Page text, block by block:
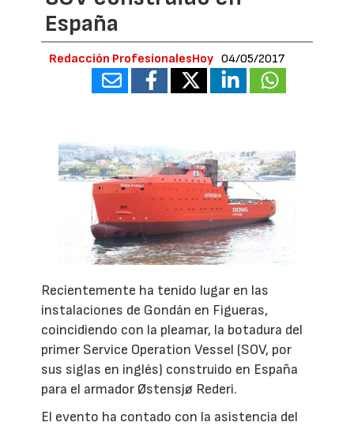
España
Redacción ProfesionalesHoy 04/05/2017
Recientemente ha tenido lugar en las
instalaciones de Gondán en Figueras,
coincidiendo con la pleamar, la botadura del
primer Service Operation Vessel (SOV, por
sus siglas en inglés) construido en España
para el armador Østensjø Rederi.
El evento ha contado con la asistencia del